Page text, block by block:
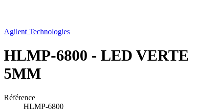
Agilent Technologies
HLMP-6800 - LED VERTE
5MM
Référence
HLMP-6800